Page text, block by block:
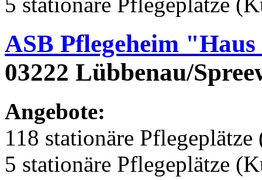
ASB Pflegeheim
03222 Lübbenau/
Angebote:
118 stationäre
5 stationäre Pflegeplätze